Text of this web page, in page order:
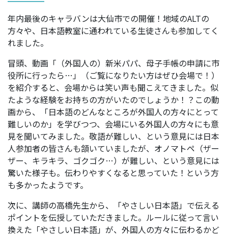
年内最後のキャラバンは大仙市での開催！地域のALTの
方々や、日本語教室に通われている生徒さんも参加してく
れました。
冒頭、動画「（外国人の）新米パパ、母子手帳の申請に市
役所に行ったら…」（ご覧になりたい方はぜひ会場で！）
を紹介すると、会場からは笑い声も聞こえてきました。似
たような経験をお持ちの方がいたのでしょうか！？この動
画から、「日本語のどんなところが外国人の方々にとって
難しいのか」を学びつつ、会場にいる外国人の方々にも意
見を聞いてみました。敬語が難しい、という意見には日本
人参加者の皆さんも頷いていましたが、オノマトペ（ザー
ザー、キラキラ、ゴクゴク…）が難しい、という意見には
驚いた様子も。伝わりやすくなると思っていた！という方
も多かったようです。
次に、講師の高橋先生から、「やさしい日本語」で伝える
ポイントを伝授していただきました。ルールに従って言い
換えた「やさしい日本語」が、外国人の方々に伝わるかど